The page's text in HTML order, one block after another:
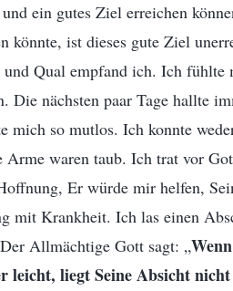
ein gutes Ziel erreichen
könnte, ist dieses gute Ziel
Qual empfand ich. Ich fühlte
Die nächsten paar Tage hallte
so mutlos. Ich konnte
Arme waren taub. Ich trat vor
Er würde mir helfen,
mit Krankheit. Ich las einen
Allmächtige Gott sagt: „
leicht, liegt Seine Absicht